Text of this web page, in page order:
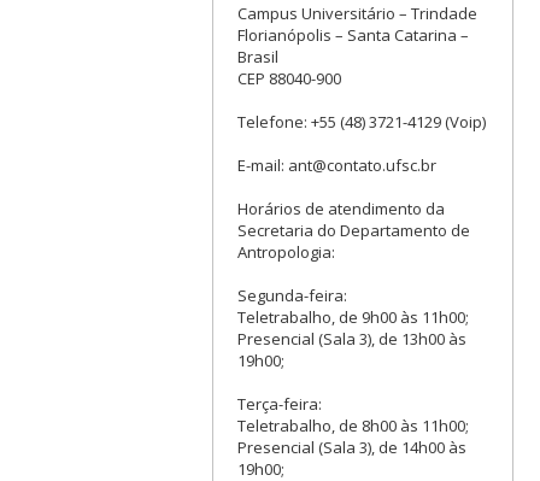
Campus Universitário – Trindade
Florianópolis – Santa Catarina –
Brasil
CEP 88040-900
Telefone: +55 (48) 3721-4129 (Voip)
E-mail: ant@contato.ufsc.br
Horários de atendimento da
Secretaria do Departamento de
Antropologia:
Segunda-feira:
Teletrabalho, de 9h00 às 11h00;
Presencial (Sala 3), de 13h00 às
19h00;
Terça-feira:
Teletrabalho, de 8h00 às 11h00;
Presencial (Sala 3), de 14h00 às
19h00;